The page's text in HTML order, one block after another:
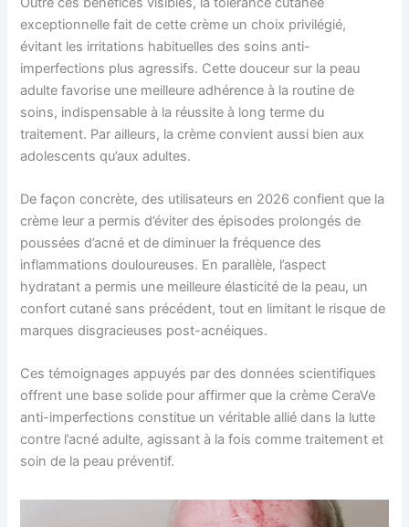
exceptionnelle fait de cette crème un choix privilégié,
évitant les irritations habituelles des soins anti-
imperfections plus agressifs. Cette douceur sur la peau
adulte favorise une meilleure adhérence à la routine de
soins, indispensable à la réussite à long terme du
traitement. Par ailleurs, la crème convient aussi bien aux
adolescents qu’aux adultes.
De façon concrète, des utilisateurs en 2026 confient que la
crème leur a permis d’éviter des épisodes prolongés de
poussées d’acné et de diminuer la fréquence des
inflammations douloureuses. En parallèle, l’aspect
hydratant a permis une meilleure élasticité de la peau, un
confort cutané sans précédent, tout en limitant le risque de
marques disgracieuses post-acnéiques.
Ces témoignages appuyés par des données scientifiques
offrent une base solide pour affirmer que la crème CeraVe
anti-imperfections constitue un véritable allié dans la lutte
contre l’acné adulte, agissant à la fois comme traitement et
soin de la peau préventif.